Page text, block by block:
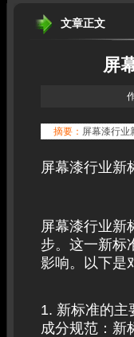
文章正文
屏
摘要： 屏幕漆行业
屏幕漆行业新
屏幕漆行业新
步。这一新标
影响。以下是
1. 新标准的主
成分规范：新